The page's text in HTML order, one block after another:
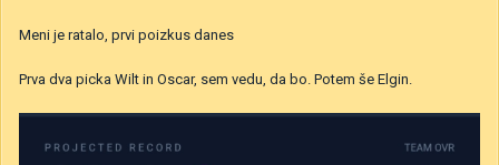
Meni je ratalo, prvi poizkus danes
Prva dva picka Wilt in Oscar, sem vedu, da bo. Potem še Elgin.